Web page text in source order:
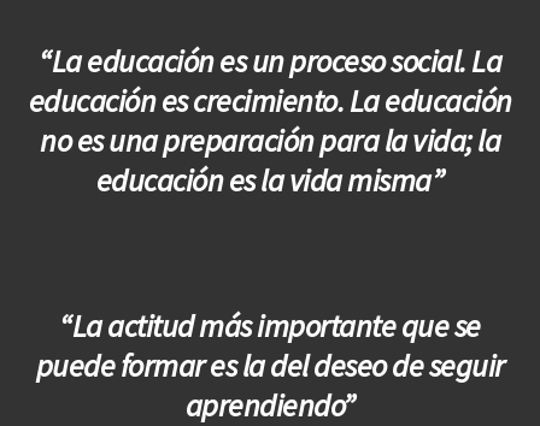
“La educación es un proceso social. La
educación es crecimiento. La educación
no es una preparación para la vida; la
educación es la vida misma”
“La actitud más importante que se
puede formar es la del deseo de seguir
aprendiendo”